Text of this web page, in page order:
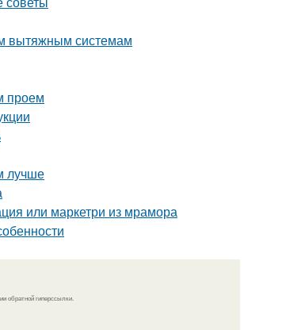
вытяжным системам
проем
лучше
или маркетри из мрамора
обратной гиперссылки.